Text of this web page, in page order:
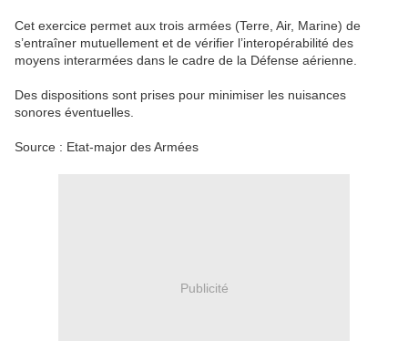
Cet exercice permet aux trois armées (Terre, Air, Marine) de
s’entraîner mutuellement et de vérifier l’interopérabilité des
moyens interarmées dans le cadre de la Défense aérienne.
Des dispositions sont prises pour minimiser les nuisances
sonores éventuelles.
Source : Etat-major des Armées
Publicité